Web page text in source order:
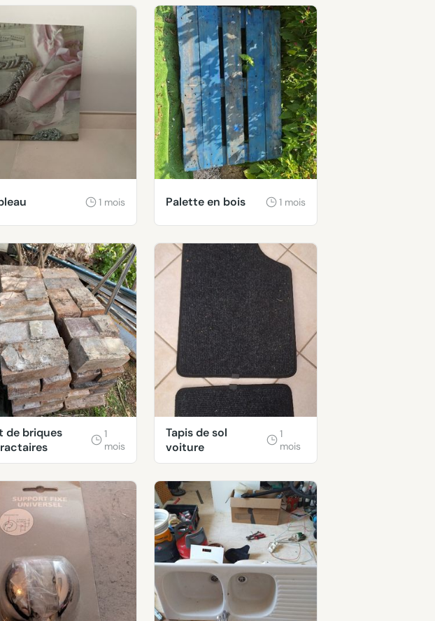
1 mois Palette en bois 1 mois
de briques
1
mois
Tapis de sol
voiture
1
mois